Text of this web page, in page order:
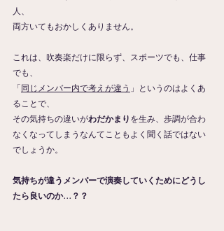
人、
両方いてもおかしくありません。
これは、吹奏楽だけに限らず、スポーツでも、仕事
でも、
「同じメンバー内で考えが違う 」というのはよくあ
ることで、
その気持ちの違いがわだかまり を生み、歩調が合わ
なくなってしまうなんてこともよく聞く話ではない
でしょうか。
気持ちが違うメンバーで演奏していくためにどうし
たら良いのか…？？